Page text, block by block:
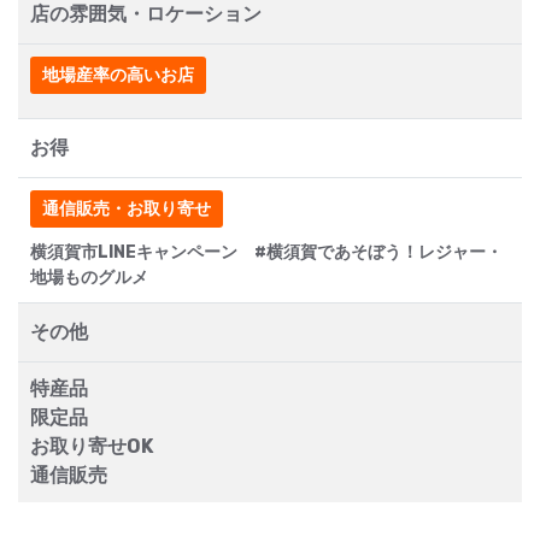
店の雰囲気・ロケーション
地場産率の高いお店
お得
通信販売・お取り寄せ
横須賀市LINEキャンペーン #横須賀であそぼう！レジャー・
地場ものグルメ
その他
特産品
限定品
お取り寄せOK
通信販売